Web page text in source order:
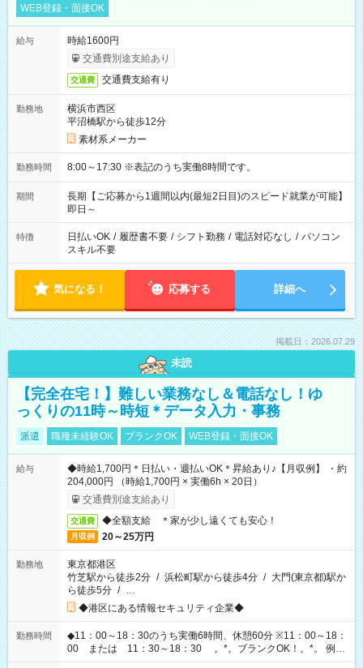
WEB登録・面接OK
給与
時給1600円
交通費別途支給あり
交通費 交通費支給有り
勤務地
横浜市西区
平沼橋駅から徒歩12分
素材系メーカー
勤務時間 8:00～17:30 ※表記のうち実働8時間です。
期間
長期【ご応募から1週間以内(最短2日目)のスピード就業が可能】
即日～
特徴 日払いOK / 履歴書不要 / シフト勤務 / 電話対応なし / パソコン
スキル不要
気になる！ 応募する 詳細へ
掲載日：2026.07.29
未読
【完全在宅！】難しい業務なし＆電話なし！ゆ
っくりの11時～時短＊データ入力・事務
派遣 職種未経験OK ブランクOK WEB登録・面接OK
給与
◆時給1,700円＊日払い・週払いOK＊昇給あり♪【月収例】 ・約
204,000円 （時給1,700円 × 実働6h × 20日）
交通費別途支給あり
交通費 ◆全額支給 ＊家が少し遠くても安心！
月収例 20～25万円
勤務地
東京都港区
竹芝駅から徒歩2分 / 浜松町駅から徒歩4分 / 大門(東京都)駅か
ら徒歩5分 / …
◆港区にある情報セキュリティ企業◆
勤務時間
◆11：00～18：30のうち実働6時間、休憩60分 ※11：00～18：
00 または 11：30～18：30 。*。ブランクOK！。*。 例え
ば前職が、 在宅/財団法人/事務/コールセンター/受付/販売/カフェ